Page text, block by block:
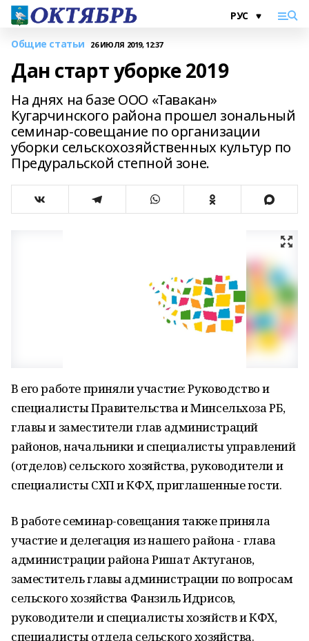
Общие статьи 26 ИЮЛЯ 2019, 12:37
Дан старт уборке 2019
На днях на базе ООО «Тавакан»
Кугарчинского района прошел зональный
семинар-совещание по организации
уборки сельскохозяйственных культур по
Предуральской степной зоне.
В его работе приняли участие: Руководство и
специалисты Правительства и Минсельхоза РБ,
главы и заместители глав администраций
районов, начальники и специалисты управлений
(отделов) сельского хозяйства, руководители и
специалисты СХП и КФХ, приглашенные гости.
В работе семинар-совещания также приняла
участие и делегация из нашего района - глава
администрации района Ришат Актуганов,
заместитель главы администрации по вопросам
сельского хозяйства Фанзиль Идрисов,
руководители и специалисты хозяйств и КФХ,
специалисты отдела сельского хозяйства.